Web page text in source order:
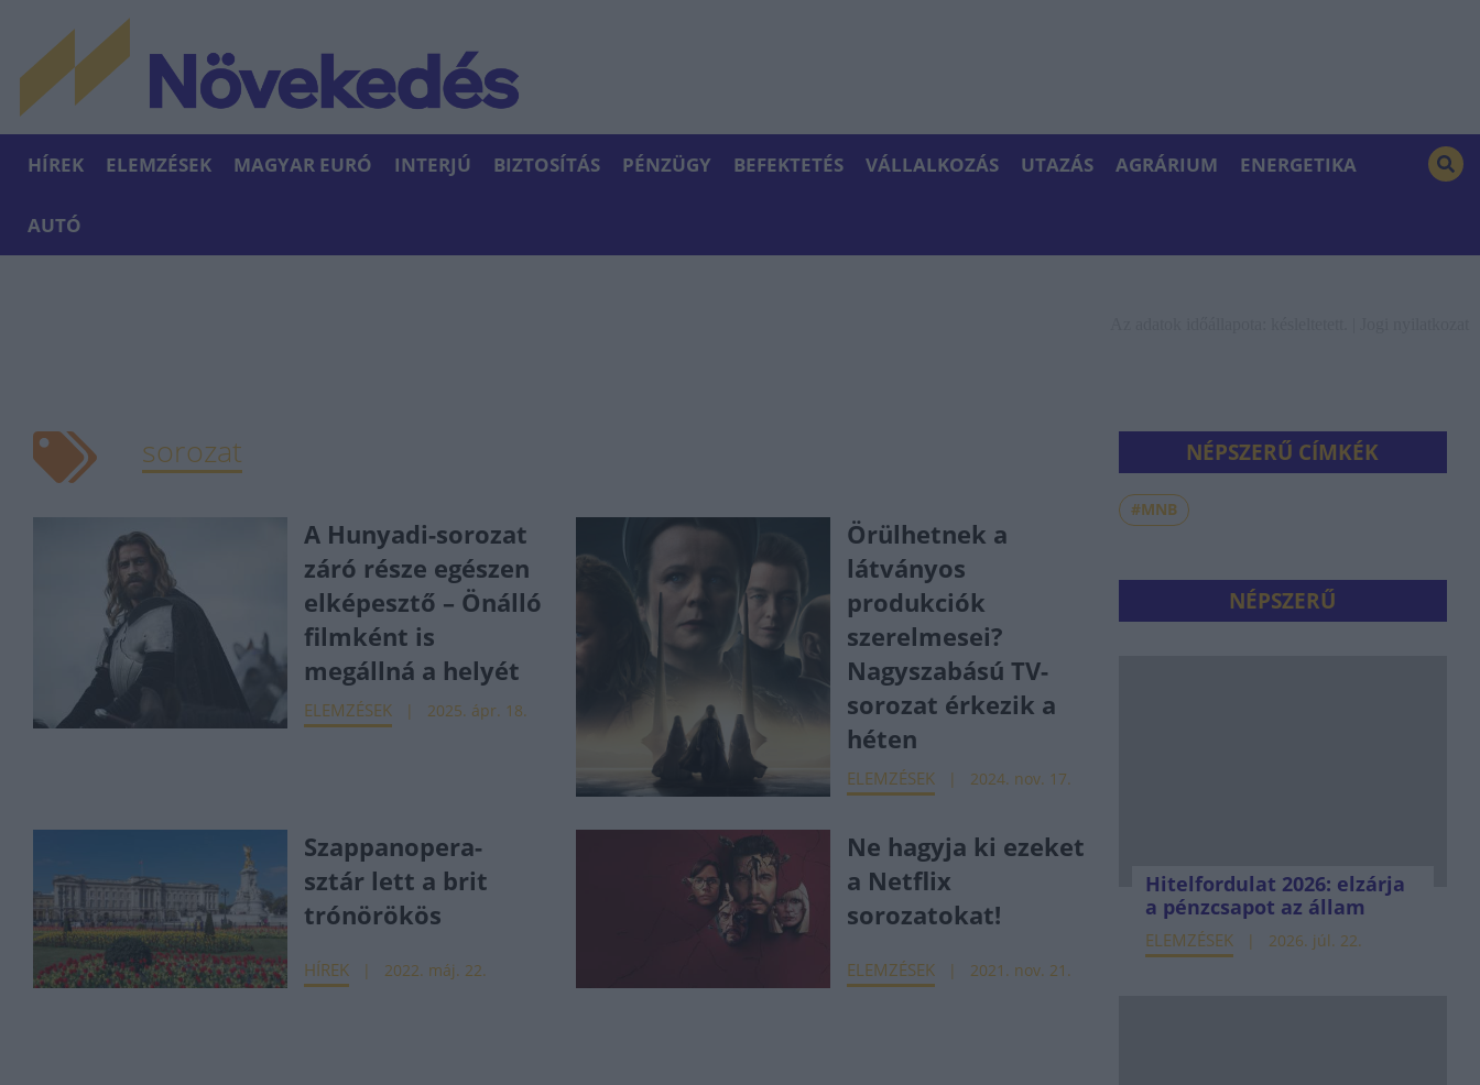
HÍREK ELEMZÉSEK MAGYAR EURÓ INTERJÚ BIZTOSÍTÁS PÉNZÜGY BEFEKTETÉS VÁLLALKOZÁS UTAZÁS AGRÁRIUM ENERGETIKA
AUTÓ
sorozat
A Hunyadi-sorozat
záró része egészen
elképesztő – Önálló
filmként is
megállná a helyét
ELEMZÉSEK 2025. ápr. 18.
Örülhetnek a
látványos
produkciók
szerelmesei?
Nagyszabású TV-
sorozat érkezik a
héten
ELEMZÉSEK 2024. nov. 17.
Szappanopera-
sztár lett a brit
trónörökös
HÍREK 2022. máj. 22.
Ne hagyja ki ezeket
a Netflix
sorozatokat!
ELEMZÉSEK 2021. nov. 21.
NÉPSZERŰ CÍMKÉK
#MNB
NÉPSZERŰ
Hitelfordulat 2026: elzárja
a pénzcsapot az állam
ELEMZÉSEK 2026. júl. 22.